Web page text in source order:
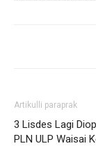
Artikulli paraprak
3 Lisdes Lagi
PLN ULP Waisai